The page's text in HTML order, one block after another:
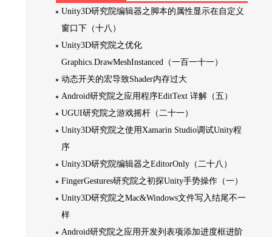
Unity3D研究院编辑器之脚本的属性显示在自定义
窗口下（十八）
Unity3D研究院之优化
Graphics.DrawMeshInstanced（一百一十一）
动态开关的宏导致Shader内存过大
Android研究院之应用程序EditText 详解（五）
UGUI研究院之游戏摇杆（二十一）
Unity3D研究院之使用Xamarin Studio调试Unity程
序
Unity3D研究院编辑器之EditorOnly（二十八）
FingerGestures研究院之初探Unity手势操作（一）
Unity3D研究院之Mac&Windows文件写入结尾不一
样
Android研究院之应用开发列表项添加进度框进阶